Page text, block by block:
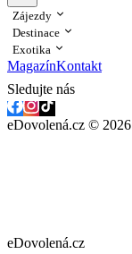
Zájezdy
Destinace
Exotika
MagazínKontakt
Sledujte nás
eDovolená.cz © 2026
eDovolená.cz